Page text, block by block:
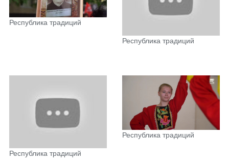
Республика традиций
Республика традиций
Республика традиций
Республика традиций